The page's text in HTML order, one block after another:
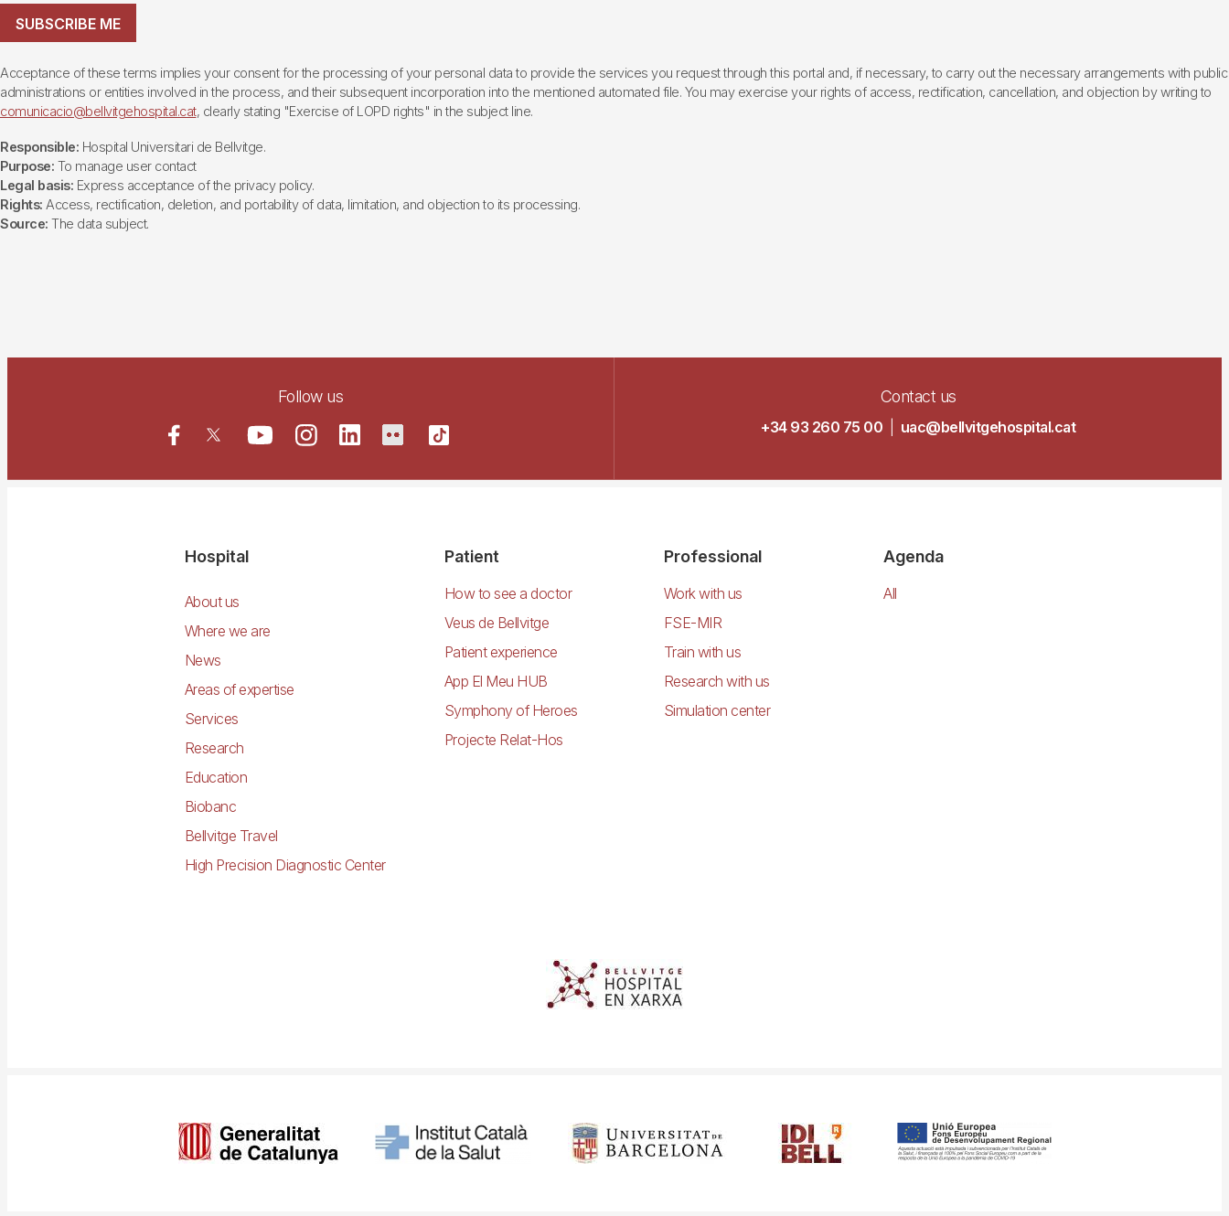
SUBSCRIBE ME
Acceptance of these terms implies your consent for the processing of your personal data to provide the services you request through this portal and, if necessary, to carry out the necessary arrangements with public
administrations or entities involved in the process, and their subsequent incorporation into the mentioned automated file. You may exercise your rights of access, rectification, cancellation, and objection by writing to
comunicacio@bellvitgehospital.cat, clearly stating "Exercise of LOPD rights" in the subject line.
Responsible: Hospital Universitari de Bellvitge.
Purpose: To manage user contact
Legal basis: Express acceptance of the privacy policy.
Rights: Access, rectification, deletion, and portability of data, limitation, and objection to its processing.
Source: The data subject.
Follow us Contact us
+34 93 260 75 00 uac@bellvitgehospital.cat
Hospital
About us
Where we are
News
Areas of expertise
Services
Research
Education
Biobanc
Bellvitge Travel
High Precision Diagnostic Center
Patient
How to see a doctor
Veus de Bellvitge
Patient experience
App El Meu HUB
Symphony of Heroes
Projecte Relat-Hos
Professional
Work with us
FSE-MIR
Train with us
Research with us
Simulation center
Agenda
All